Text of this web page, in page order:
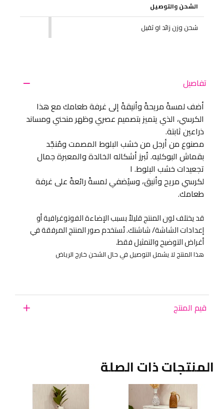
الشحن والتوصيل
شحن وزن زائد او ثقيل
تفاصيل
أضف لمسةً مريحةً وأنيقةً إلى غرفة طعامك مع هذا
الكرسي، الذي يتميز بتصميم عصري وظهر منحني ومساند
ذراعين ثابتة.
مصنوع من أرجل من خشب البلوط المصمت ومُنجّد
بقماش البوكليه. تُبرز أشكاله الخالدة والمعبرة جمال
تجعيدات خشب البلوط. ا
لكرسي مريح وأنيق، وسيُضفي لمسةً رائعةً على غرفة
طعامك.
قد يختلف لون المنتج قليلاً بسبب الإضاءة الفوتوغرافية أو
إعدادات الشاشة/ شاشتك. تُستخدم صور المنتج المرفقة في
أغراض التوضيح والتمثيل فقط.
هذا المنتج لا يشمل التوصيل في حال الشحن خارج الرياض
قيم المنتج
المنتجات ذات الصلة